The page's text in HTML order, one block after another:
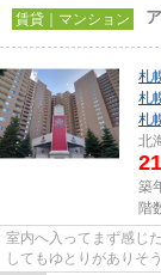
賃貸｜マンション
札
札
札
北
21
築
階
室内へ入ってまず感じ
してもゆとりがありそ